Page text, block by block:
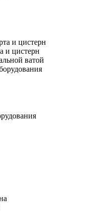
и цистерн
и цистерн
ватой